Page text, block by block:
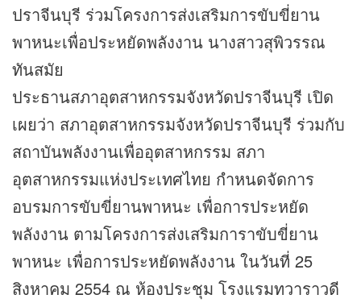
ปราจีนบุรี ร่วมโครงการส่งเสริมการขับขี่ยาน
พาหนะเพื่อประหยัดพลังงาน นางสาวสุพิวรรณ
ทันสมัย
ประธานสภาอุตสาหกรรมจังหวัดปราจีนบุรี เปิด
เผยว่า สภาอุตสาหกรรมจังหวัดปราจีนบุรี ร่วมกับ
สถาบันพลังงานเพื่ออุตสาหกรรม สภา
อุตสาหกรรมแห่งประเทศไทย กำหนดจัดการ
อบรมการขับขี่ยานพาหนะ เพื่อการประหยัด
พลังงาน ตามโครงการส่งเสริมการาขับขี่ยาน
พาหนะ เพื่อการประหยัดพลังงาน ในวันที่ 25
สิงหาคม 2554 ณ ห้องประชุม โรงแรมทวาราวดี